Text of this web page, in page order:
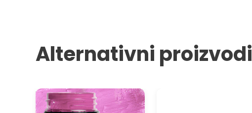
Alternativni proizvodi
Boje za tekstil i kožu ARTMIE
CACADU 50 ml